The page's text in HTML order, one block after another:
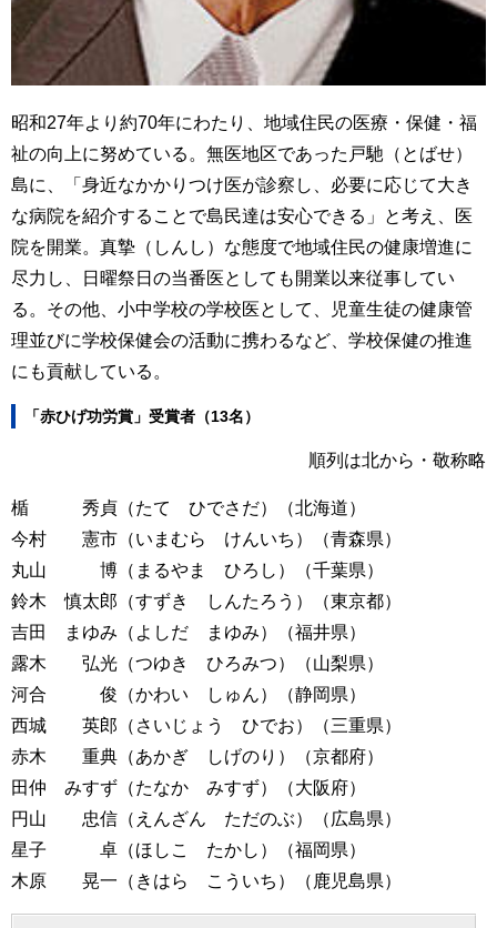
昭和27年より約70年にわたり、地域住民の医療・保健・福
祉の向上に努めている。無医地区であった戸馳（とばせ）
島に、「身近なかかりつけ医が診察し、必要に応じて大き
な病院を紹介することで島民達は安心できる」と考え、医
院を開業。真摯（しんし）な態度で地域住民の健康増進に
尽力し、日曜祭日の当番医としても開業以来従事してい
る。その他、小中学校の学校医として、児童生徒の健康管
理並びに学校保健会の活動に携わるなど、学校保健の推進
にも貢献している。
「赤ひげ功労賞」受賞者（13名）
順列は北から・敬称略
楯 秀貞（たて ひでさだ）（北海道）
今村 憲市（いまむら けんいち）（青森県）
丸山 博（まるやま ひろし）（千葉県）
鈴木 慎太郎（すずき しんたろう）（東京都）
吉田 まゆみ（よしだ まゆみ）（福井県）
露木 弘光（つゆき ひろみつ）（山梨県）
河合 俊（かわい しゅん）（静岡県）
西城 英郎（さいじょう ひでお）（三重県）
赤木 重典（あかぎ しげのり）（京都府）
田仲 みすず（たなか みすず）（大阪府）
円山 忠信（えんざん ただのぶ）（広島県）
星子 卓（ほしこ たかし）（福岡県）
木原 晃一（きはら こういち）（鹿児島県）